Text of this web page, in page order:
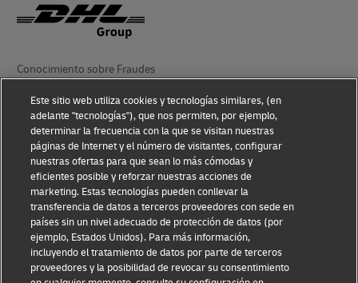
Conocimiento sobre Fraudes
Aviso Legal
Condiciones de Uso
Aviso de Privacidad
Información Adicional
Ajustes de cookies
Síganos
Este sitio web utiliza cookies y tecnologías similares, (en
adelante "tecnologías"), que nos permiten, por ejemplo,
determinar la frecuencia con la que se visitan nuestras
páginas de Internet y el número de visitantes, configurar
nuestras ofertas para que sean lo más cómodas y
eficientes posible y reforzar nuestras acciones de
marketing. Estas tecnologías pueden conllevar la
transferencia de datos a terceros proveedores con sede en
países sin un nivel adecuado de protección de datos (por
ejemplo, Estados Unidos). Para más información,
incluyendo el tratamiento de datos por parte de terceros
proveedores y la posibilidad de revocar su consentimiento